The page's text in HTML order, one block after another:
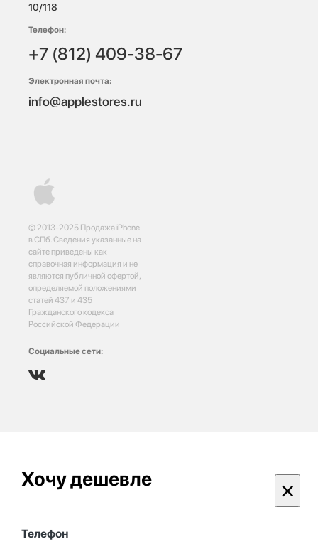
© 2013-2025 Продажа iPhone
в СПб. Сведения указанные на
сайте приведены как
справочная информация и не
являются публичной офертой,
определяемой положениями
статей 437 и 435
Гражданского кодекса
Российской Федерации
Социальные сети:
10/118
Телефон:
+7 (812) 409-38-67
Электронная почта:
info@applestores.ru
Хочу дешевле ×
Телефон